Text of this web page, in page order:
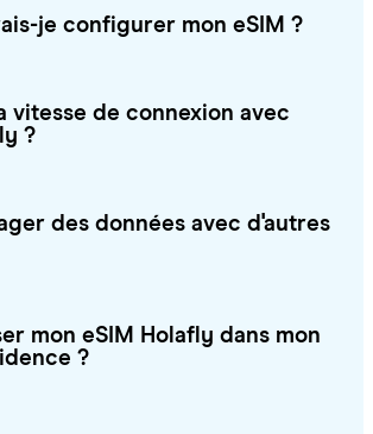
je configurer mon eSIM ?
vitesse de connexion avec
?
des données avec d'autres
mon eSIM Holafly dans mon
?